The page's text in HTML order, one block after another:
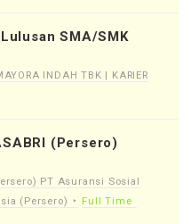
SMA/SMK
INDAH TBK | KARIER
(Persero)
PT Asuransi Sosial
(Persero)
Full Time